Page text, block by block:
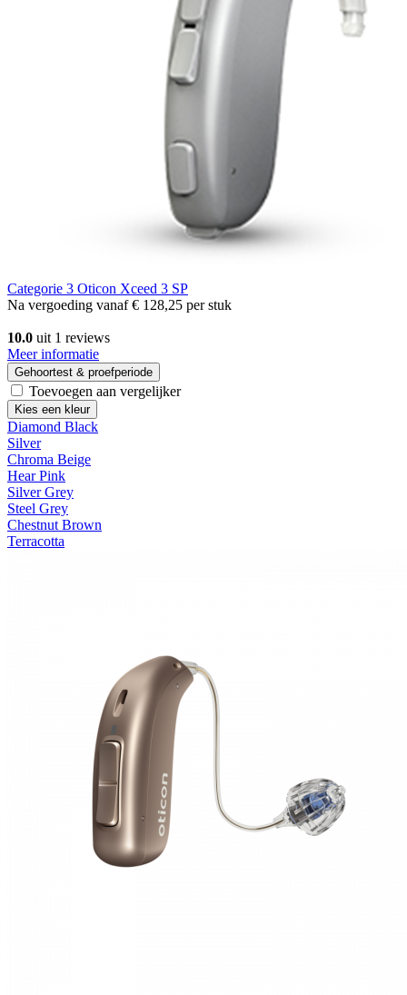
Categorie 3 Oticon Xceed 3 SP
Na vergoeding vanaf€ 128,25 per stuk
10.0 uit 1 reviews
Meer informatie
Gehoortest & proefperiode
Toevoegen aan vergelijker
Kies een kleur
Diamond Black
Silver
Chroma Beige
Hear Pink
Silver Grey
Steel Grey
Chestnut Brown
Terracotta